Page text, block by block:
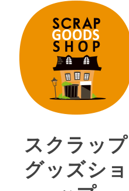
スクラップ
グッズショ